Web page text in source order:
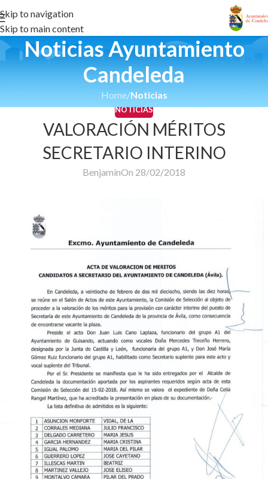
Skip to navigation
Skip to main content
Noticias Ayuntamiento
Candeleda
Home/Noticias
NOTICIAS
VALORACIÓN MÉRITOS
SECRETARIO INTERINO
BenjamínOn 28/02/2018